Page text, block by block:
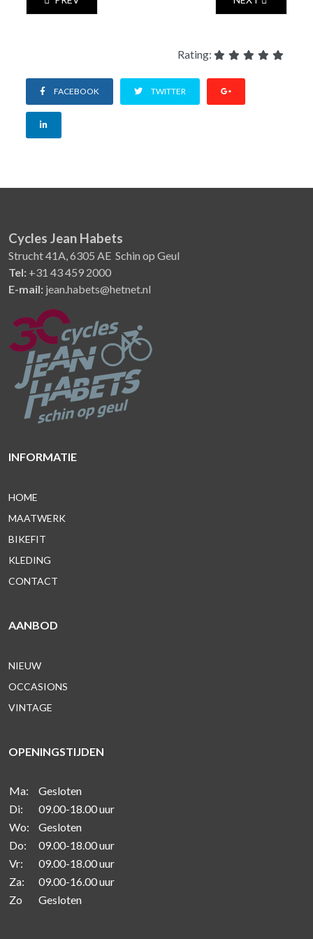
Rating:
FACEBOOK TWITTER
Cycles Jean Habets
Strucht 41A, 6305 AE Schin op Geul
Tel: +31 43 459 2000
E-mail: jean.habets@hetnet.nl
INFORMATIE
HOME
MAATWERK
BIKEFIT
KLEDING
CONTACT
AANBOD
NIEUW
OCCASIONS
VINTAGE
OPENINGSTIJDEN
Ma:
Gesloten
Di:
09.00-18.00 uur
Wo:
Gesloten
Do:
09.00-18.00 uur
Vr:
09.00-18.00 uur
Za:
09.00-16.00 uur
Zo
Gesloten